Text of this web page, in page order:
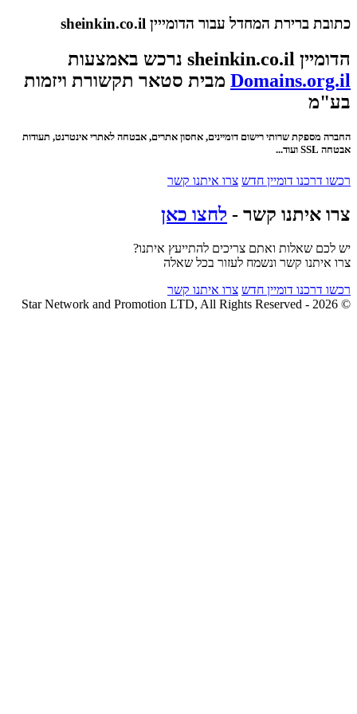
כתובת ברירת המחדל עבור הדומייין sheinkin.co.il
הדומיין sheinkin.co.il נרכש באמצעות
Domains.org.il מבית סטאר תקשורת ויזמות
בע"מ
החברה מספקת שרותי רישום דומיינים, אחסון אתרים, אבטחה לאתרי אינטרנט, תעודות
אבטחה SSL ועוד...
רכשו דרכנו דומיין חדש צרו איתנו קשר
צרו איתנו קשר - לחצו כאן
יש לכם שאלות ואתם צריכים להתייעץ איתנו?
צרו איתנו קשר ונשמח לעזור בכל שאלה
רכשו דרכנו דומיין חדש צרו איתנו קשר
© 2026 - Star Network and Promotion LTD, All Rights Reserved